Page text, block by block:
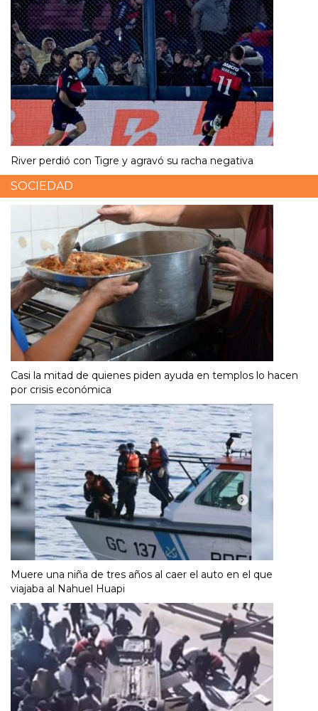
River perdió con Tigre y agravó su racha negativa
SOCIEDAD
Casi la mitad de quienes piden ayuda en templos lo hacen
por crisis económica
Muere una niña de tres años al caer el auto en el que
viajaba al Nahuel Huapi